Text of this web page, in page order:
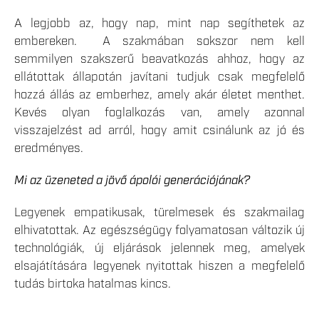
A legjobb az, hogy nap, mint nap segíthetek az
embereken. A szakmában sokszor nem kell
semmilyen szakszerű beavatkozás ahhoz, hogy az
ellátottak állapotán javítani tudjuk csak megfelelő
hozzá állás az emberhez, amely akár életet menthet.
Kevés olyan foglalkozás van, amely azonnal
visszajelzést ad arról, hogy amit csinálunk az jó és
eredményes.
Mi az üzeneted a jövő ápolói generációjának?
Legyenek empatikusak, türelmesek és szakmailag
elhivatottak. Az egészségügy folyamatosan változik új
technológiák, új eljárások jelennek meg, amelyek
elsajátítására legyenek nyitottak hiszen a megfelelő
tudás birtoka hatalmas kincs.